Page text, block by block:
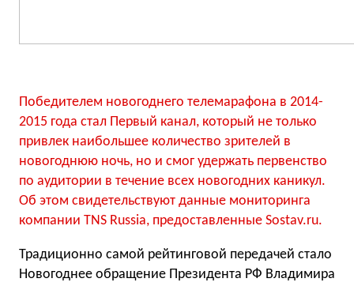
Победителем новогоднего телемарафона в 2014-
2015 года стал Первый канал, который не только
привлек наибольшее количество зрителей в
новогоднюю ночь, но и смог удержать первенство
по аудитории в течение всех новогодних каникул.
Об этом свидетельствуют данные мониторинга
компании TNS Russia, предоставленные Sostav.ru.
Традиционно самой рейтинговой передачей стало
Новогоднее обращение Президента РФ Владимира